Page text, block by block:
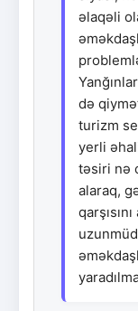
əlaqəli
də
turizm
yerli
təsiri nə
alaraq,